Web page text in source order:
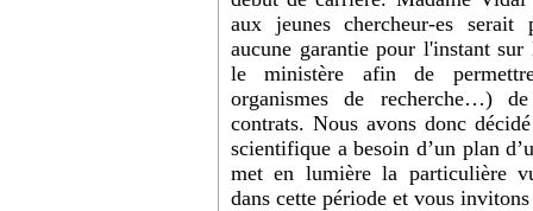
aux jeunes chercheur-es serait
aucune garantie pour l'instant
le ministère afin de
organismes de recherche…)
contrats. Nous avons donc
scientifique a besoin d’un plan
met en lumière la particulière
dans cette période et vous